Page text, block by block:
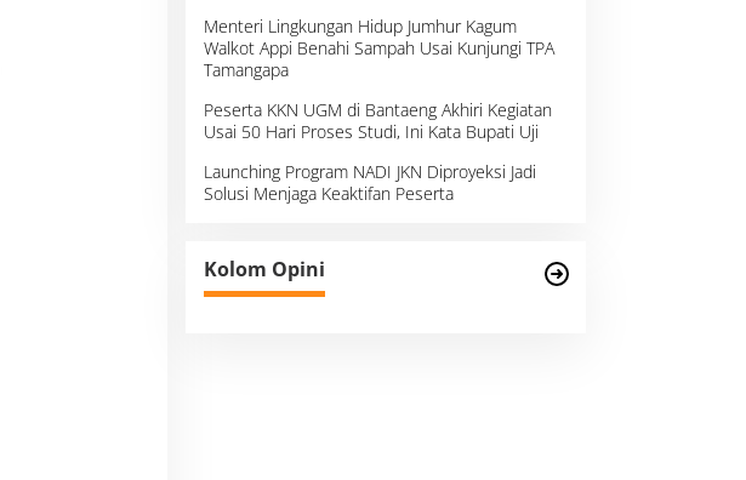
Menteri Lingkungan Hidup Jumhur Kagum
Walkot Appi Benahi Sampah Usai Kunjungi TPA
Tamangapa
Peserta KKN UGM di Bantaeng Akhiri Kegiatan
Usai 50 Hari Proses Studi, Ini Kata Bupati Uji
Launching Program NADI JKN Diproyeksi Jadi
Solusi Menjaga Keaktifan Peserta
Kolom Opini